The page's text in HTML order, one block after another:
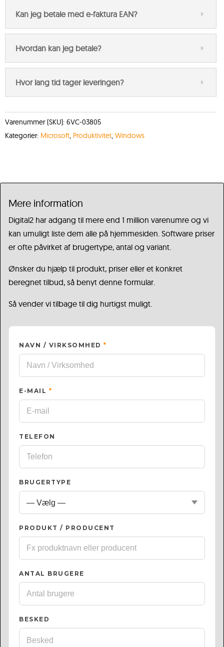
Kan jeg betale med e-faktura EAN?
Hvordan kan jeg betale?
Hvor lang tid tager leveringen?
Varenummer (SKU): 6VC-03805
Kategorier: Microsoft, Produktivitet, Windows
Mere information
Digital2 har adgang til mere end 1 million varenumre og vi
kan umuligt liste dem alle på hjemmesiden. Software priser
er ofte påvirket af brugertype, antal og variant.
Ønsker du hjælp til produkt, priser eller et konkret
beregnet tilbud, så benyt denne formular.
Så vender vi tilbage til dig hurtigst muligt.
NAVN / VIRKSOMHED *
E-MAIL *
TELEFON
BRUGERTYPE
PRODUKT / PRODUCENT
ANTAL BRUGERE
BESKED